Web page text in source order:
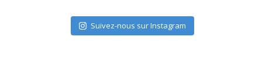
Suivez-nous sur Instagram